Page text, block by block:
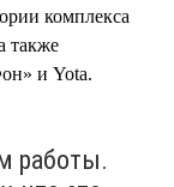
комплекса
также
и Yota.
работы.